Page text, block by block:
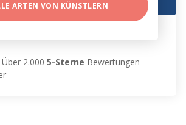
ARTEN VON KÜNSTLERN
Über 2.0005-Sterne Bewertungen